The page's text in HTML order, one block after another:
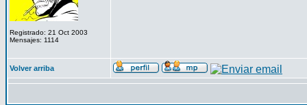
Registrado: 21 Oct 2003
Mensajes: 1114
Volver arriba